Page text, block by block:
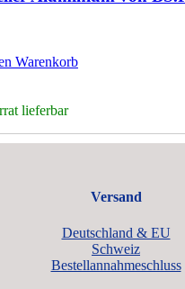
Warenkorb
lieferbar
Versand
Deutschland & EU
Schweiz
Bestellannahmeschluss